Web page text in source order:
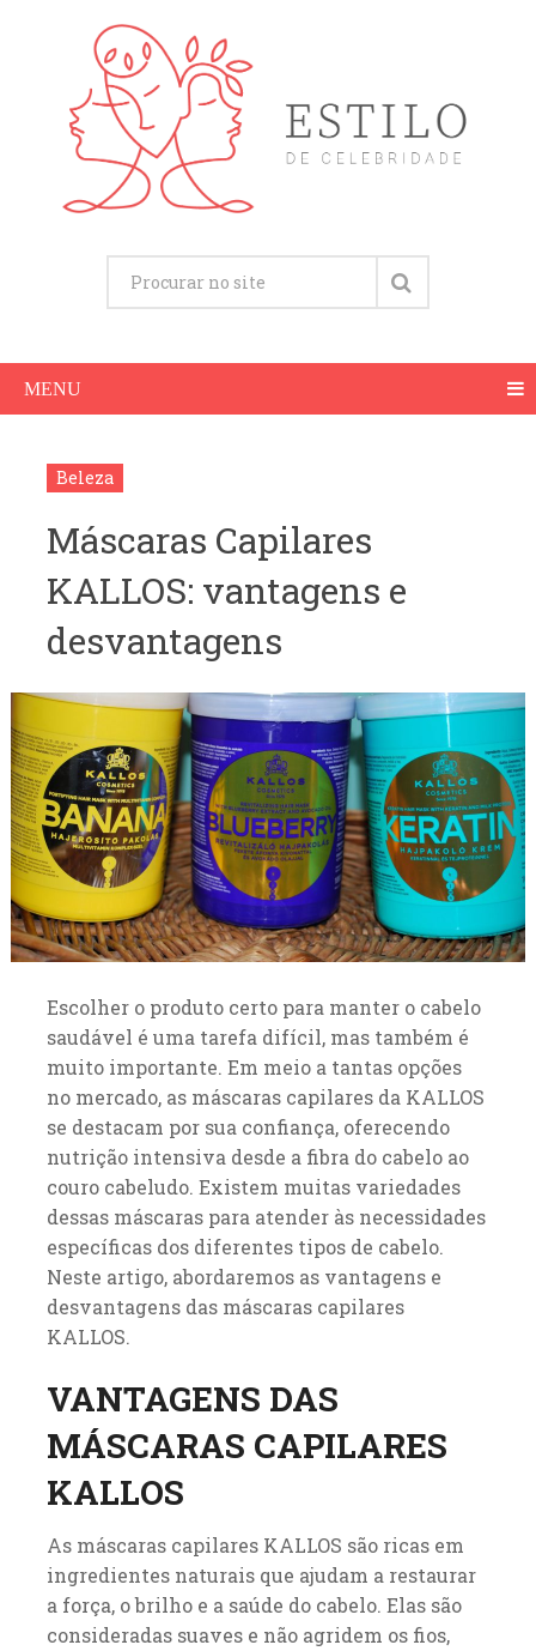
MENU
Beleza
Máscaras Capilares
KALLOS: vantagens e
desvantagens
Escolher o produto certo para manter o cabelo
saudável é uma tarefa difícil, mas também é
muito importante. Em meio a tantas opções
no mercado, as máscaras capilares da KALLOS
se destacam por sua confiança, oferecendo
nutrição intensiva desde a fibra do cabelo ao
couro cabeludo. Existem muitas variedades
dessas máscaras para atender às necessidades
específicas dos diferentes tipos de cabelo.
Neste artigo, abordaremos as vantagens e
desvantagens das máscaras capilares
KALLOS.
VANTAGENS DAS
MÁSCARAS CAPILARES
KALLOS
As máscaras capilares KALLOS são ricas em
ingredientes naturais que ajudam a restaurar
a força, o brilho e a saúde do cabelo. Elas são
consideradas suaves e não agridem os fios,